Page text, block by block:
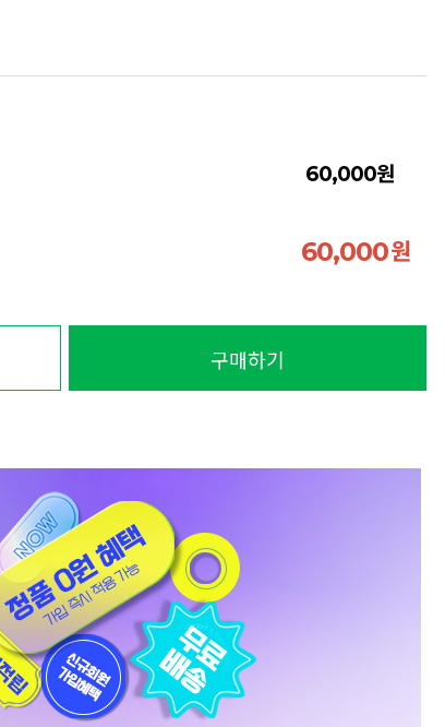
60,000원
60,000원
구매하기